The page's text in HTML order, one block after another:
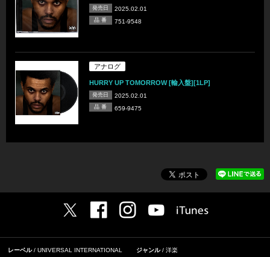
発売日 2025.02.01
品 番 751-9548
アナログ
HURRY UP TOMORROW [輸入盤][1LP]
発売日 2025.02.01
品 番 659-9475
レーベル UNIVERSAL INTERNATIONAL ジャンル 洋楽